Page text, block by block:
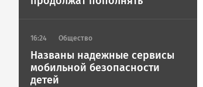
16:24 Общество
Названы надежные сервисы
мобильной безопасности
детей